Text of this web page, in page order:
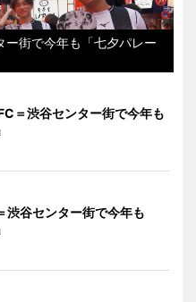
ー街で今年も「七夕パレー
＝渋谷センター街で今年も
渋谷センター街で今年も